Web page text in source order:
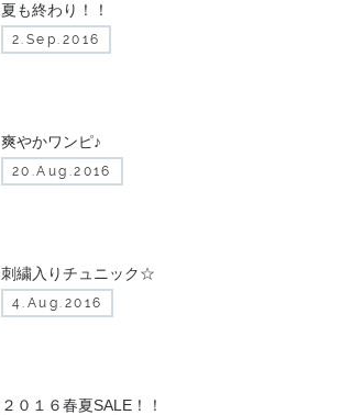
夏も終わり！！
2.Sep.2016
爽やかワンピ♪
20.Aug.2016
刺繍入りチュニック☆
4.Aug.2016
２０１６春夏SALE！！